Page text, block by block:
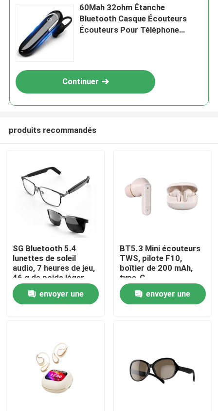
À la maison
À propos de nous
Visite de l'usine
60Mah 32ohm Étanche
Bluetooth Casque Écouteurs
Écouteurs Pour Téléphone
Continuer
produits recommandés
SG Bluetooth 5.4
lunettes de soleil
audio, 7 heures de jeu,
46 g de poids léger
envoyer une
BT5.3 Mini écouteurs
TWS, pilote F10,
boîtier de 200 mAh,
type-C
envoyer une